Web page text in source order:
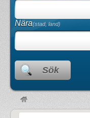
Nära(stad, land)
Sök